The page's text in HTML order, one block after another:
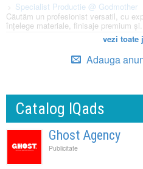
Specialist Productie @ Godmother
Căutăm un profesionist versatil, cu
înțelege materiale, finisaje premium
vezi toate
Adauga
Catalog IQads
Ghost Agency
Publicitate